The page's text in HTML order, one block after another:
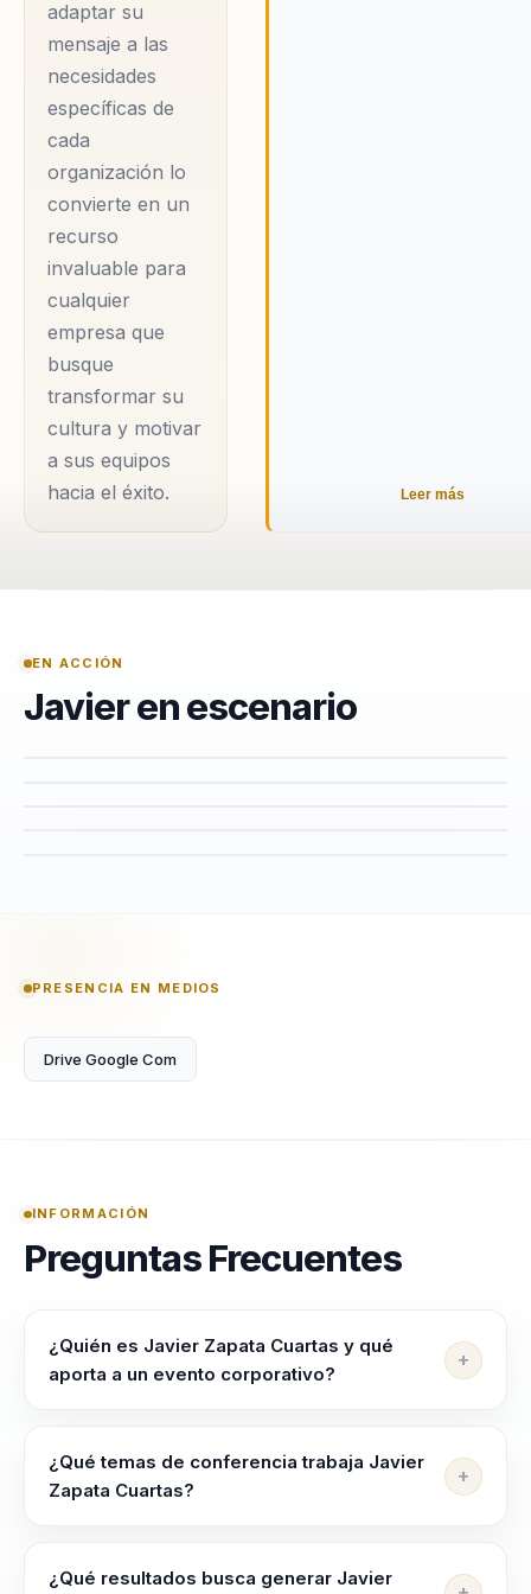
adaptar su
mensaje a las
necesidades
específicas de
cada
organización lo
convierte en un
recurso
invaluable para
cualquier
empresa que
busque
transformar su
cultura y motivar
a sus equipos
hacia el éxito.
Leer más
EN ACCIÓN
Javier en escenario
PRESENCIA EN MEDIOS
Drive Google Com
INFORMACIÓN
Preguntas Frecuentes
¿Quién es Javier Zapata Cuartas y qué
aporta a un evento corporativo?
responsables de equipos a alinear equipos, elevar
criterio y liderar con claridad en contextos complejos.
¿Qué temas de conferencia trabaja Javier
Zapata Cuartas?
Extremo, Innovación en Liderazgo, Motivación
¿Qué resultados busca generar Javier